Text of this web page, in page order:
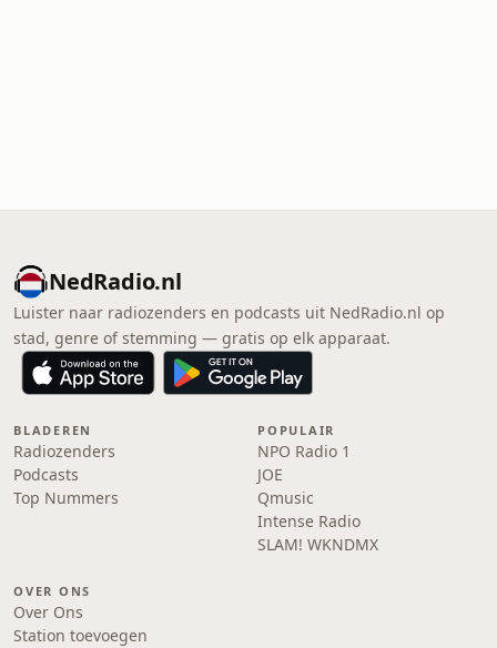
NedRadio.nl
Luister naar radiozenders en podcasts uit NedRadio.nl op
stad, genre of stemming — gratis op elk apparaat.
BLADEREN
Radiozenders
Podcasts
Top Nummers
POPULAIR
NPO Radio 1
JOE
Qmusic
Intense Radio
SLAM! WKNDMX
OVER ONS
Over Ons
Station toevoegen